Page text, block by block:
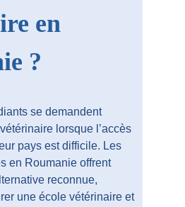
en
?
se demandent
lorsque l’accès
pays est difficile. Les
en Roumanie offrent
reconnue,
une école vétérinaire et